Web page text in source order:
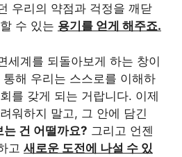
우리의 약점과 걱정을 깨닫
수 있는 용기를 얻게 해주죠.
세계를 되돌아보게 하는 창이
해 우리는 스스로를 이해하
를 갖게 되는 거랍니다. 이제
워하지 말고, 그 안에 담긴
는 건 어떨까요? 그리고 언젠
고 새로운 도전에 나설 수 있